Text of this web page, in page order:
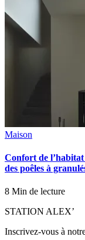
Maison
Confort de
des poêles à
8 Min de lecture
STATION ALEX’
Inscrivez-vous à